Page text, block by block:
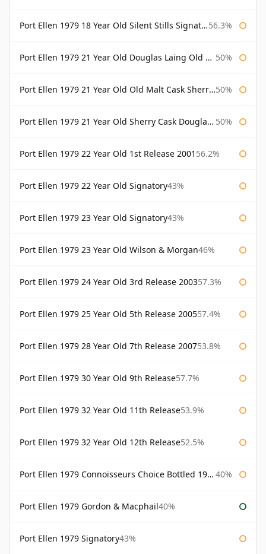
Port Ellen 1979 18 Year Old Silent Stills Signatory 56.3%
Port Ellen 1979 21 Year Old Douglas Laing Old Malt Cask 50%
Port Ellen 1979 21 Year Old Old Malt Cask Sherry Cask Douglas Laing 50%
Port Ellen 1979 21 Year Old Sherry Cask Douglas Laing Old Malt Cask 50%
Port Ellen 1979 22 Year Old 1st Release 2001 56.2%
Port Ellen 1979 22 Year Old Signatory43%
Port Ellen 1979 23 Year Old Signatory43%
Port Ellen 1979 23 Year Old Wilson & Morgan46%
Port Ellen 1979 24 Year Old 3rd Release 200357.3%
Port Ellen 1979 25 Year Old 5th Release 200557.4%
Port Ellen 1979 28 Year Old 7th Release 200753.8%
Port Ellen 1979 30 Year Old 9th Release57.7%
Port Ellen 1979 32 Year Old 11th Release53.9%
Port Ellen 1979 32 Year Old 12th Release52.5%
Port Ellen 1979 Connoisseurs Choice Bottled 1995 Gordon & Macphail 40%
Port Ellen 1979 Gordon & Macphail40%
Port Ellen 1979 Signatory43%